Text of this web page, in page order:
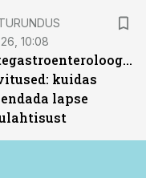
10:08
kuidas
lapse